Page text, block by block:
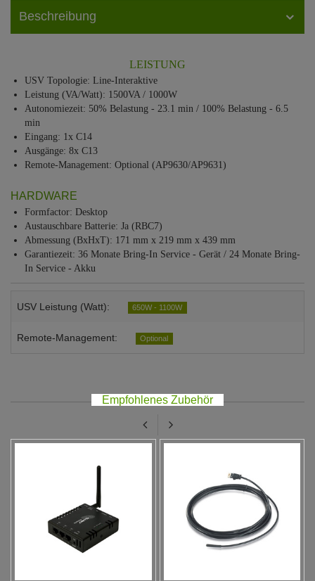
Beschreibung
LEISTUNG
USV Topologie: Line-Interaktive
Leistung (VA/Watt): 1500VA / 1000W
Autonomiezeit: 50% Belastung - 23.1 min / 100% Belastung - 6.5
min
Eingang: 1x C14
Ausgänge: 8x C13
Remote-Management: Optional (AP9630/AP9631)
HARDWARE
Formfactor: Desktop
Austauschbare Batterie: Ja (RBC7)
Abmessung (BxHxT): 171 mm x 219 mm x 439 mm
Garantiezeit: 36 Monate Bring-In Service - Gerät / 24 Monate Bring-
In Service - Akku
USV Leistung (Watt): 650W - 1100W
Remote-Management: Optional
Empfohlenes Zubehör